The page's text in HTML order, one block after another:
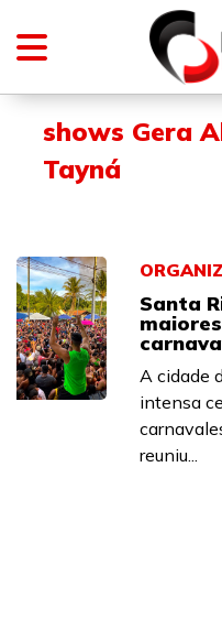
shows Gera
Tayná
Santa
A cidade
intensa
reuniu...